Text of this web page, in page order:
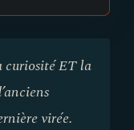
curiosité ET la
virée.